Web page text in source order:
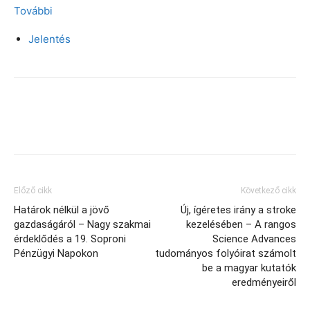
További
Jelentés
Előző cikk
Határok nélkül a jövő
gazdaságáról – Nagy szakmai
érdeklődés a 19. Soproni
Pénzügyi Napokon
Következő cikk
Új, ígéretes irány a stroke
kezelésében – A rangos
Science Advances
tudományos folyóirat számolt
be a magyar kutatók
eredményeiről